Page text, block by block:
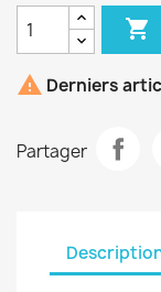

 Derniers
Partager